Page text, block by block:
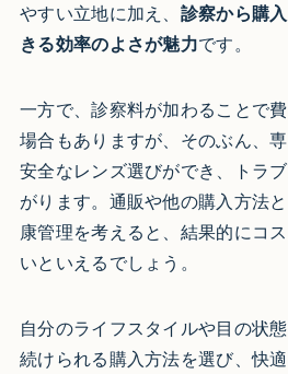
やすい立地に加え、 診察から購
きる効率のよさが魅力です。
一方で、診察料が加わることで
場合もありますが、そのぶん、
安全なレンズ選びができ、トラ
がります。通販や他の購入方法
康管理を考えると、結果的にコ
いといえるでしょう。
自分のライフスタイルや目の状
続けられる購入方法を選び、快